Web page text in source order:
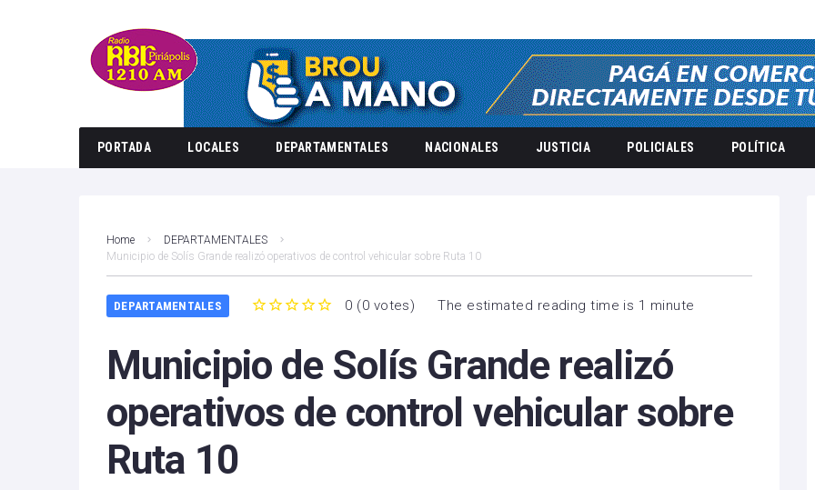
PORTADA LOCALES DEPARTAMENTALES NACIONALES JUSTICIA POLICIALES POLÍTICA
Home
DEPARTAMENTALES
Municipio de Solís Grande realizó operativos de control vehicular sobre Ruta 10
DEPARTAMENTALES 0 (0 votes) The estimated reading time is 1 minute
Municipio de Solís Grande realizó
operativos de control vehicular sobre
Ruta 10